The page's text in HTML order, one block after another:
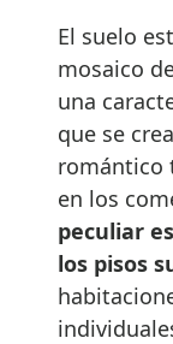
El suelo
mosaico
una
que se
romántico
en los
peculiar
los pisos